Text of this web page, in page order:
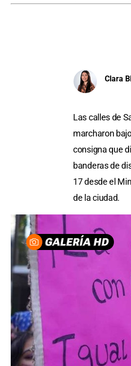
Clara
Las calles de
marcharon
consigna que
banderas de
17 desde el
de la ciudad.